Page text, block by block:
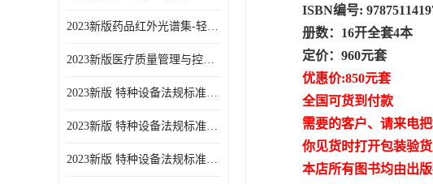
2023新版药品红外光谱集-轻工业出版社
2023新版医疗质量管理与控制指标汇编5.0版
2023新版 特种设备法规标准手册 机电类标准客运索道卷
2023新版 特种设备法规标准手册 机电类标准游乐设施卷
2023新版 特种设备法规标准手册 安全技术规范卷共三本
ISBN编号:
册数：16开全套4本
定价：960元套
优惠价:850元套
全国可货到付款
需要的客户、请来电
你见货时打开包装验
本店所有图书均由出